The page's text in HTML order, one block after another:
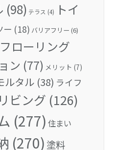
(98) テラス (4)
トイ
ー (18) バリアフリー (6)
フローリング
ン (77) メリット (7)
ルタル (38) ライフ
リビング (126)
(277) 住まい
(270) 塗料